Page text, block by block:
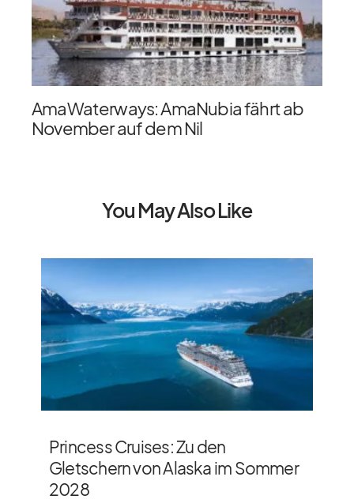
AmaWaterways: AmaNubia fährt ab
November auf dem Nil
You May Also Like
Princess Cruises: Zu den
Gletschern von Alaska im Sommer
2028